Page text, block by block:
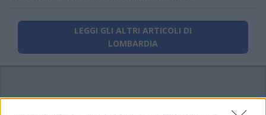
LEGGI GLI ALTRI ARTICOLI DI
LOMBARDIA